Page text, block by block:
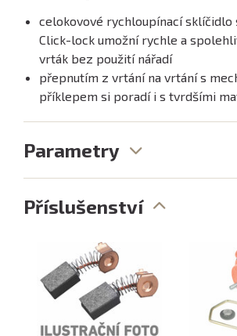
celokovové rychloupínací sklíčidlo
Click-lock umožní rychle a
vrták bez použití nářadí
přepnutím z vrtání na vrtání s
příklepem si poradí i s tvrdšími
Parametry
Příslušenství